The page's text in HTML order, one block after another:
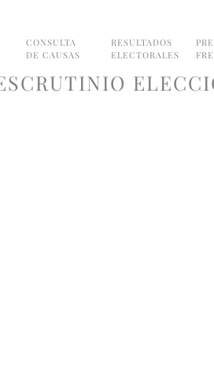
CONSULTA
DE CAUSAS
RESULTADOS
ELECTORALES